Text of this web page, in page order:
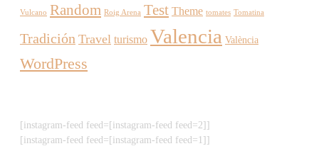
Vulcano Random Roig Arena Test Theme tomates Tomatina
Tradición Travel turismo Valencia València
WordPress
[instagram-feed feed=[instagram-feed feed=2]]
[instagram-feed feed=[instagram-feed feed=1]]